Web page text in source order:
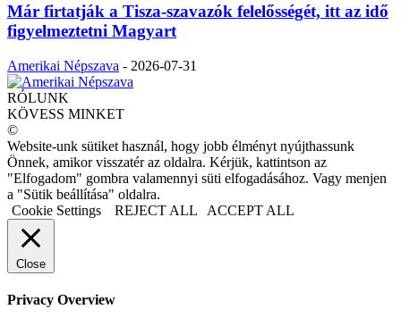
Már firtatják a Tisza-szavazók felelősségét, itt az idő
figyelmeztetni Magyart
Amerikai Népszava - 2026-07-31
RÓLUNK
KÖVESS MINKET
©
Website-unk sütiket használ, hogy jobb élményt nyújthassunk
Önnek, amikor visszatér az oldalra. Kérjük, kattintson az
"Elfogadom" gombra valamennyi süti elfogadásához. Vagy menjen
a "Sütik beállítása" oldalra.
Cookie Settings
REJECT ALL ACCEPT ALL
Close
Privacy Overview